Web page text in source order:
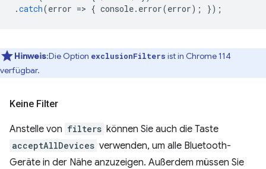
.catch(error => { console. error(error); });
Hinweis:Die Option exclusionFilters ist in Chrome 114
verfügbar.
Keine Filter
Anstelle von filters können Sie auch die Taste
acceptAllDevices verwenden, um alle Bluetooth-
Geräte in der Nähe anzuzeigen. Außerdem müssen Sie